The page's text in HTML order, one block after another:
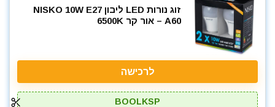
זוג נורות LED ליבון NISKO 10W E27
A60 – אור קר 6500K
לרכישה
BOOLKSP